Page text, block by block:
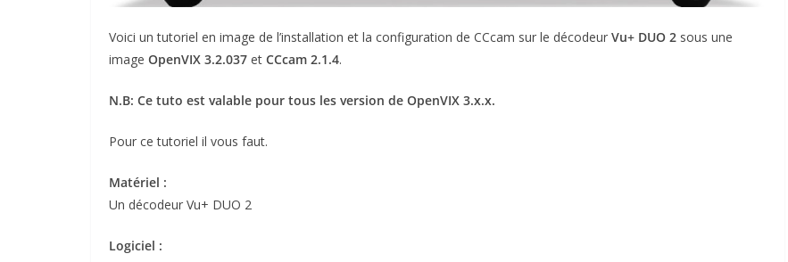
Voici un tutoriel en image de l’installation et la configuration de CCcam sur le décodeur Vu+ DUO 2 sous une
image OpenVIX 3.2.037 et CCcam 2.1.4.
N.B: Ce tuto est valable pour tous les version de OpenVIX 3.x.x.
Pour ce tutoriel il vous faut.
Matériel :
Un décodeur Vu+ DUO 2
Logiciel :